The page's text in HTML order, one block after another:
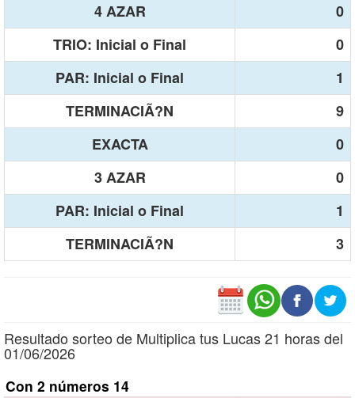
4 AZAR
0
TRIO: Inicial o Final
0
PAR: Inicial o Final
1
TERMINACIÃ?N
9
EXACTA
0
3 AZAR
0
PAR: Inicial o Final
1
TERMINACIÃ?N
3
Resultado sorteo de Multiplica tus Lucas 21 horas del
01/06/2026
Con 2 números 14